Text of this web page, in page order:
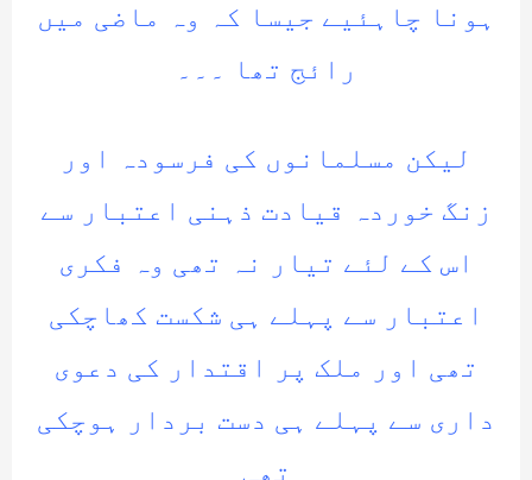
ہونا چاہئیے جیسا کہ وہ ماضی میں
رائج تھا ۔۔۔
لیکن مسلمانوں کی فرسودہ اور
زنگ خوردہ قیادت ذہنی اعتبار سے
اس کے لئے تیار نہ تھی وہ فکری
اعتبار سے پہلے ہی شکست کھاچکی
تھی اور ملک پر اقتدار کی دعوی
داری سے پہلے ہی دست بردار ہوچکی
تھی